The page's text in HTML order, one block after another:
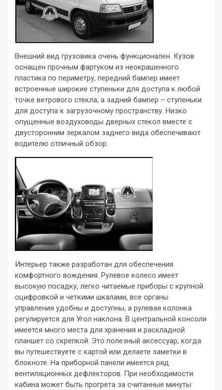
Внешний вид грузовика очень функционален. Кузов
оснащен прочным фартуком из неокрашенного
пластика по периметру, передний бампер имеет
встроенные широкие ступеньки для доступа к любой
точке ветрового стекла, а задний бампер – ступеньки
для доступа к загрузочному пространству. Низко
опущенные воздуховоды дверных стекол вместе с
двусторонним зеркалом заднего вида обеспечивают
водителю отличный обзор.
Интерьер также разработан для обеспечения
комфортного вождения. Рулевое колесо имеет
высокую посадку, легко читаемые приборы с крупной
оцифровкой и четкими шкалами, все органы
управления удобны и доступны, а рулевая колонка
регулируется для Угол наклона. В центральной консоли
имеется много места для хранения и раскладной
планшет со скрепкой. Это полезный аксессуар, когда
вы путешествуете с картой или делаете заметки в
блокноте. На приборной панели имеется ряд
вентиляционных дефлекторов. При необходимости
кабина может быть прогрета за считанные минуты